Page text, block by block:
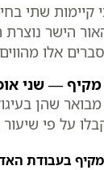
קיימות שתי
הישר
אלו
מקיף — שני
שהן
על פי
בעבודת